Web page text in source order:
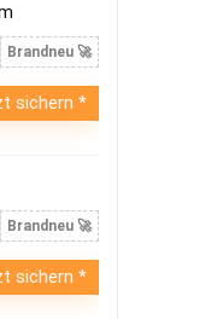
Brandneu 🚀
sichern
Brandneu 🚀
sichern